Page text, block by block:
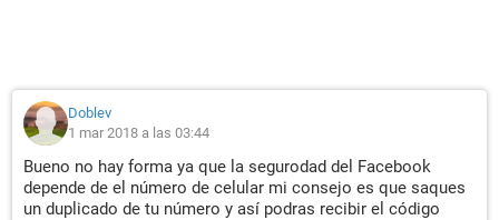
Doblev
1 mar 2018 a las 03:44
Bueno no hay forma ya que la segurodad del Facebook
depende de el número de celular mi consejo es que saques
un duplicado de tu número y así podras recibir el código